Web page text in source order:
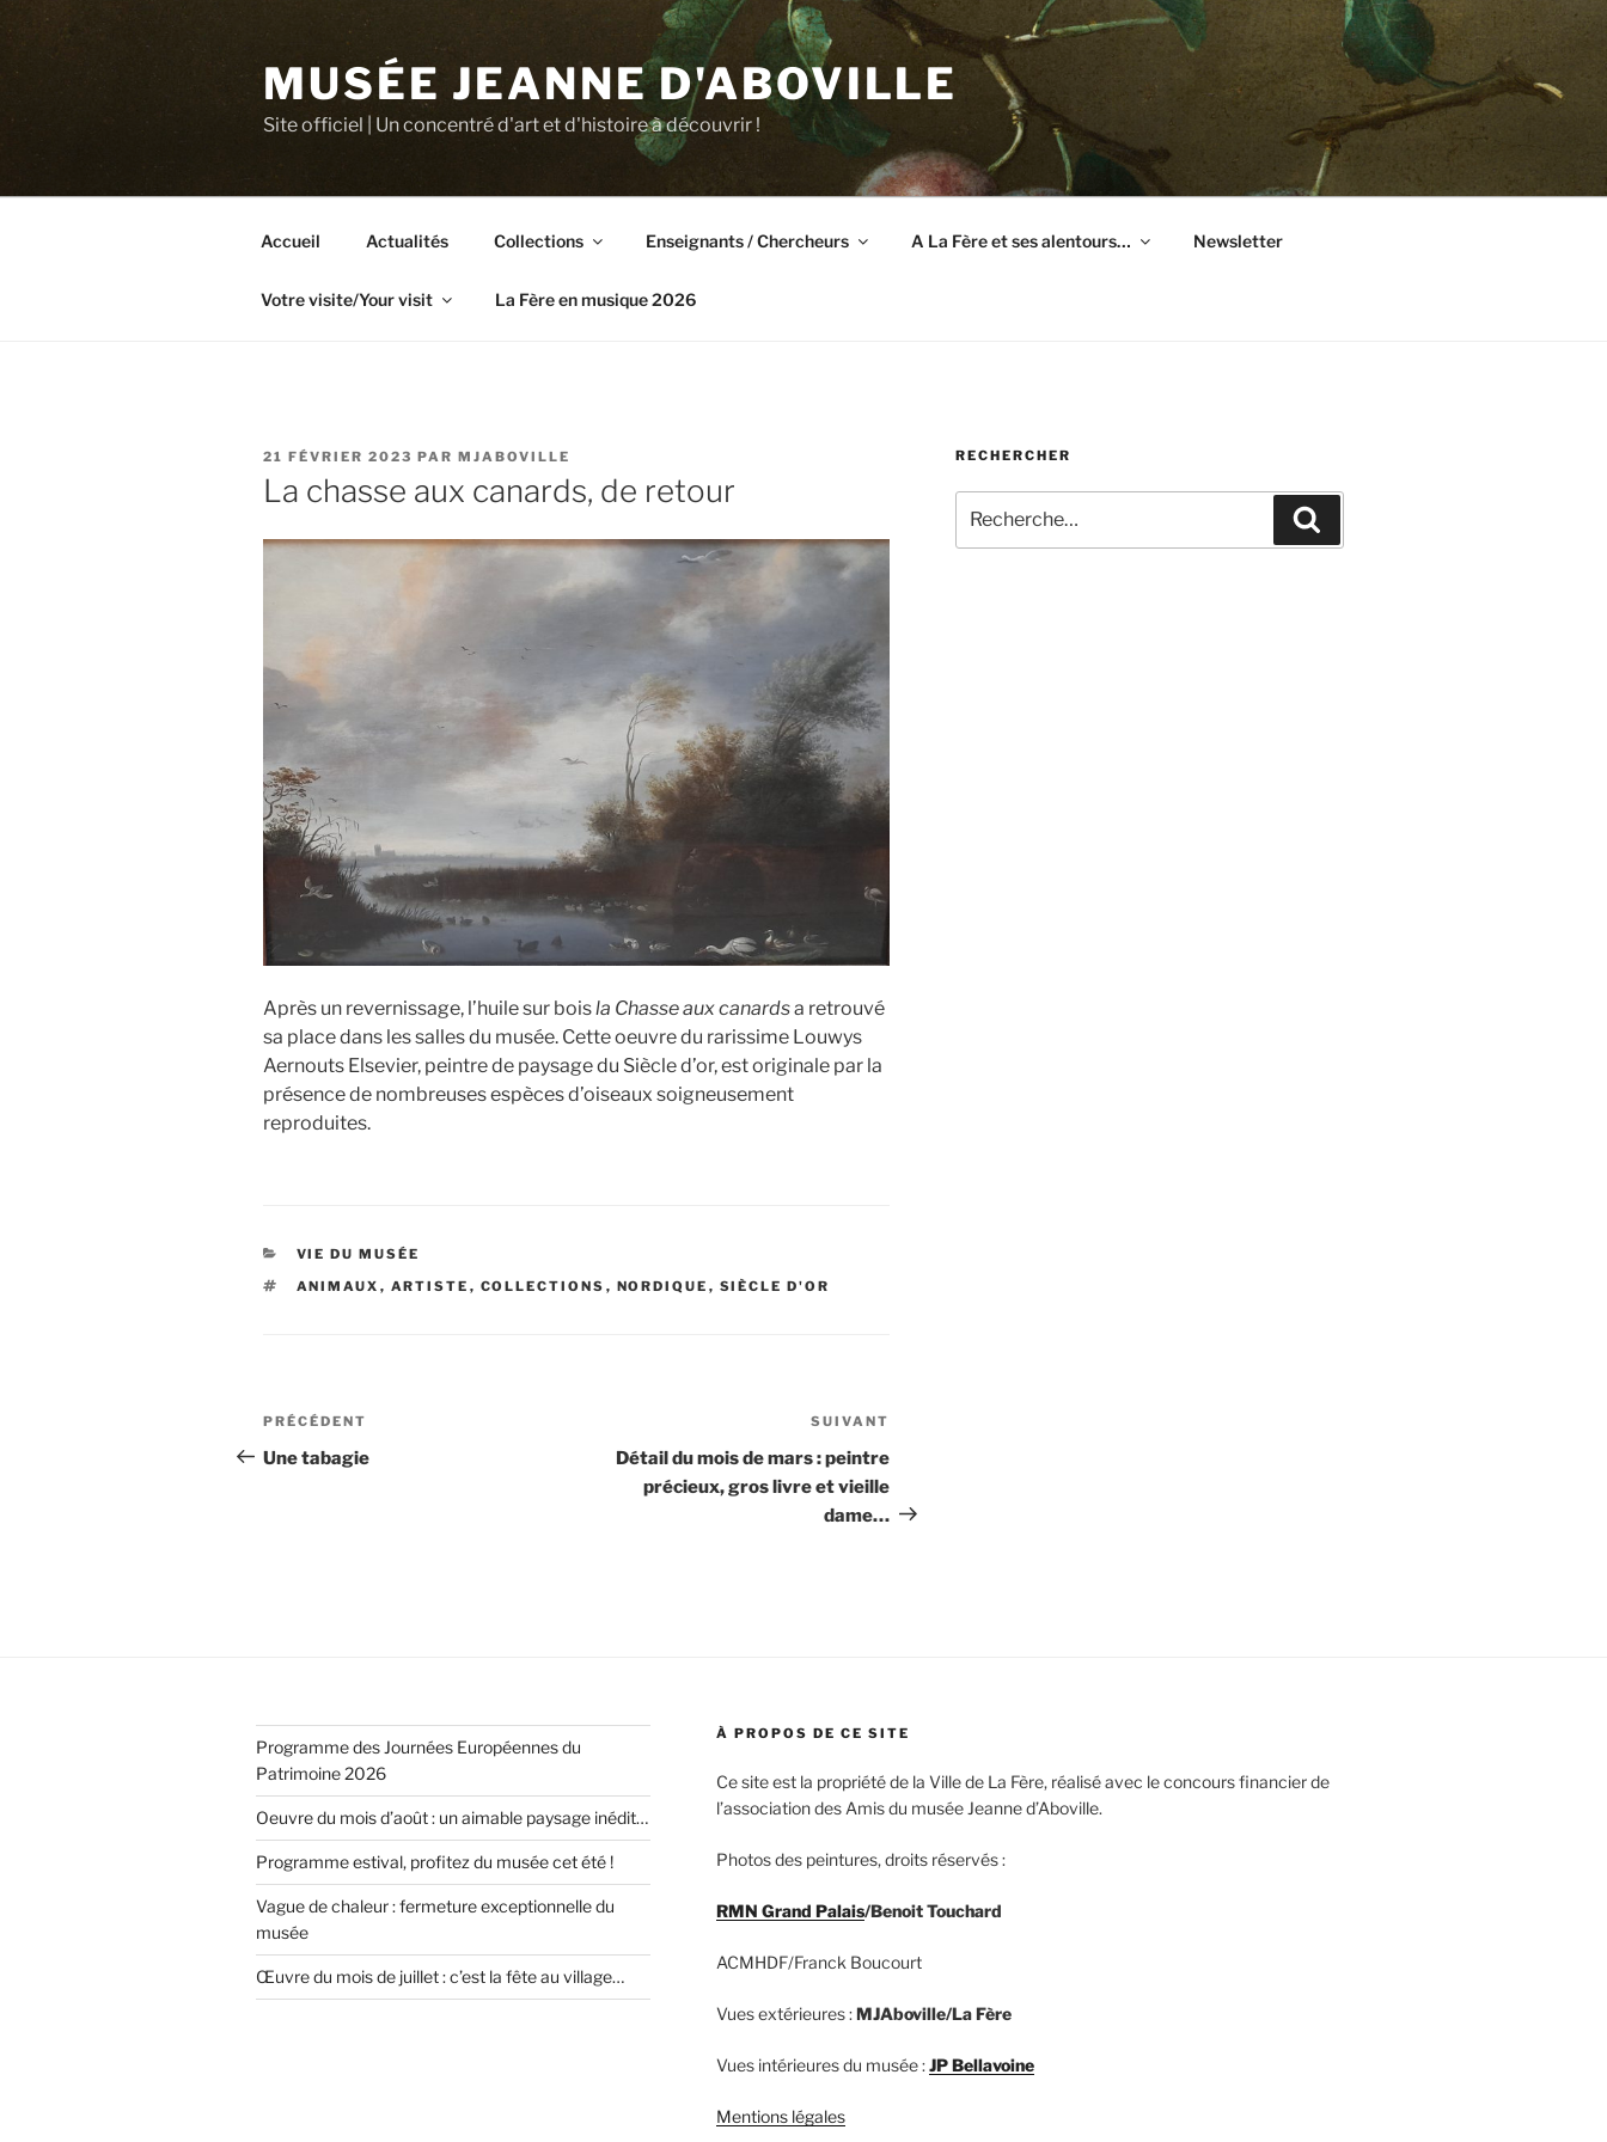
contenu
MUSÉE JEANNE D'ABOVILLE
Site officiel | Un concentré d'art et d'histoire à découvrir !
Accueil Actualités Collections Enseignants / Chercheurs A La Fère et ses alentours… Newsletter
Votre visite/Your visit La Fère en musique 2026
PUBLIÉ
LE
21 FÉVRIER 2023 PAR MJABOVILLE
La chasse aux canards, de retour
Après un revernissage, l’huile sur boisla Chasse aux canardsa retrouvé
sa place dans les salles du musée. Cette oeuvre du rarissime Louwys
Aernouts Elsevier, peintre de paysage du Siècle d’or, est originale par la
présence de nombreuses espèces d’oiseaux soigneusement
reproduites.
CATÉGORIES
VIE DU MUSÉE
ÉTIQUETTES
ANIMAUX , ARTISTE , COLLECTIONS , NORDIQUE , SIÈCLE D'OR
Navigation
de
Article
précédent
PRÉCÉDENT
Une tabagie
suivant
SUIVANT
Détail du mois de mars : peintre
précieux, gros livre et vieille
dame…
RECHERCHER
pour
:
Programme des Journées Européennes du
Patrimoine 2026
Oeuvre du mois d’août : un aimable paysage inédit…
Programme estival, profitez du musée cet été !
Vague de chaleur : fermeture exceptionnelle du
musée
Œuvre du mois de juillet : c’est la fête au village…
À PROPOS DE CE SITE
Ce site est la propriété de la Ville de La Fère, réalisé avec le concours financier de
l’association des Amis du musée Jeanne d’Aboville.
Photos des peintures, droits réservés :
RMN Grand Palais/Benoit Touchard
ACMHDF/Franck Boucourt
Vues extérieures :MJAboville/La Fère
Vues intérieures du musée :JP Bellavoine
Mentions légales